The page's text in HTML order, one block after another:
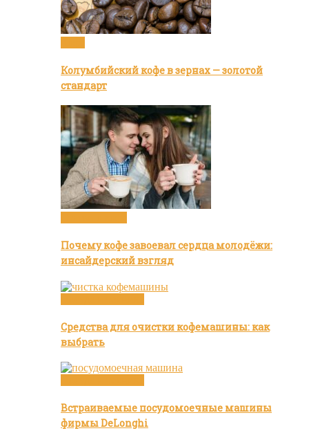
Колумбийский кофе в зернах — золотой
стандарт
Почему кофе завоевал сердца молодёжи:
инсайдерский взгляд
Средства для очистки кофемашины: как
выбрать
Встраиваемые посудомоечные машины
фирмы DeLonghi